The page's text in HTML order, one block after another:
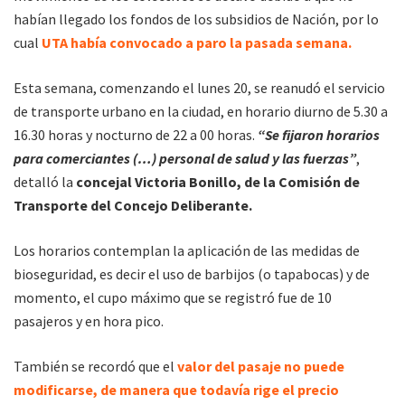
habían llegado los fondos de los subsidios de Nación, por lo
cual UTA había convocado a paro la pasada semana.
Esta semana, comenzando el lunes 20, se reanudó el servicio
de transporte urbano en la ciudad, en horario diurno de 5.30 a
16.30 horas y nocturno de 22 a 00 horas. “Se fijaron horarios
para comerciantes (…) personal de salud y las fuerzas”,
detalló la concejal Victoria Bonillo, de la Comisión de
Transporte del Concejo Deliberante.
Los horarios contemplan la aplicación de las medidas de
bioseguridad, es decir el uso de barbijos (o tapabocas) y de
momento, el cupo máximo que se registró fue de 10
pasajeros y en hora pico.
También se recordó que el valor del pasaje no puede
modificarse, de manera que todavía rige el precio